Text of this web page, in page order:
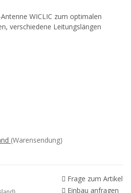
WICLIC zum optimalen
verschiedene Leitungslängen
(Warensendung)
Frage zum Artikel
Einbau anfragen